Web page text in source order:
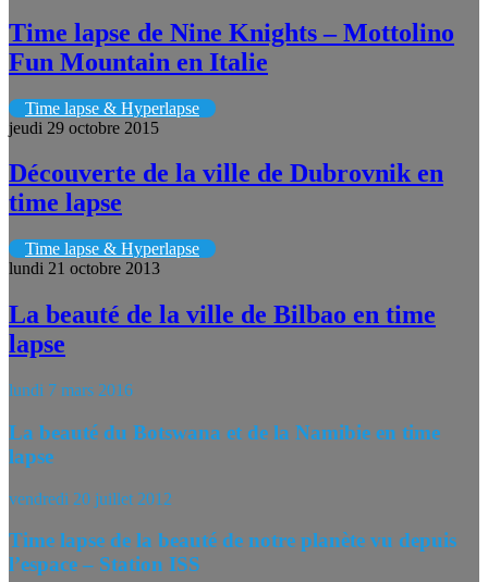
Time lapse de Nine Knights – Mottolino
Fun Mountain en Italie
Time lapse & Hyperlapse
jeudi 29 octobre 2015
Découverte de la ville de Dubrovnik en
time lapse
Time lapse & Hyperlapse
lundi 21 octobre 2013
La beauté de la ville de Bilbao en time
lapse
lundi 7 mars 2016
La beauté du Botswana et de la Namibie en time
lapse
vendredi 20 juillet 2012
Time lapse de la beauté de notre planète vu depuis
l’espace – Station ISS